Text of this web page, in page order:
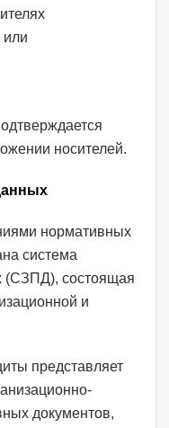
или
носителей.
нормативных
система
(СЗПД), состоящая
и
представляет
документов,